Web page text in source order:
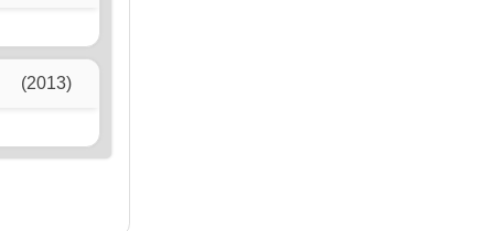
(2013)